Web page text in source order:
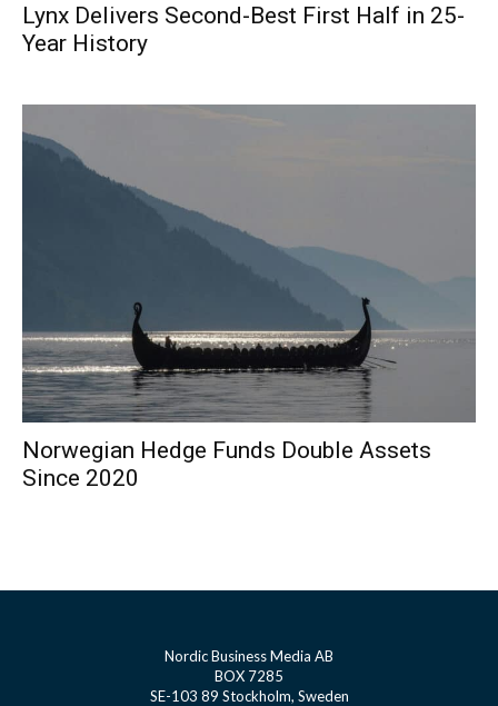
Lynx Delivers Second-Best First Half in 25-
Year History
Norwegian Hedge Funds Double Assets
Since 2020
Nordic Business Media AB
BOX 7285
SE-103 89 Stockholm, Sweden